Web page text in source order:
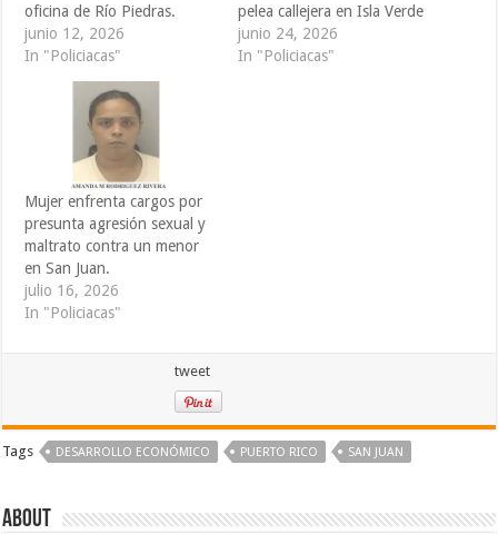
oficina de Río Piedras.
junio 12, 2026
In "Policiacas"
pelea callejera en Isla Verde
junio 24, 2026
In "Policiacas"
Mujer enfrenta cargos por
presunta agresión sexual y
maltrato contra un menor
en San Juan.
julio 16, 2026
In "Policiacas"
tweet
Tags DESARROLLO ECONÓMICO PUERTO RICO SAN JUAN
About